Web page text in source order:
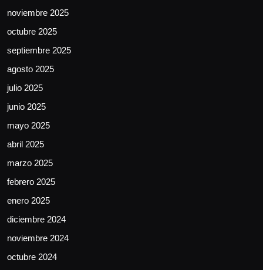
noviembre 2025
octubre 2025
septiembre 2025
agosto 2025
julio 2025
junio 2025
mayo 2025
abril 2025
marzo 2025
febrero 2025
enero 2025
diciembre 2024
noviembre 2024
octubre 2024